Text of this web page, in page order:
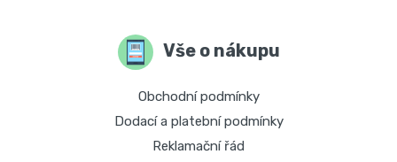
Vše o nákupu
Obchodní podmínky
Dodací a platební podmínky
Reklamační řád